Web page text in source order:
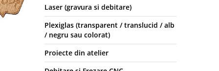
Laser (gravura si debitare)
Plexiglas (transparent / translucid / alb
/ negru sau colorat)
Proiecte din atelier